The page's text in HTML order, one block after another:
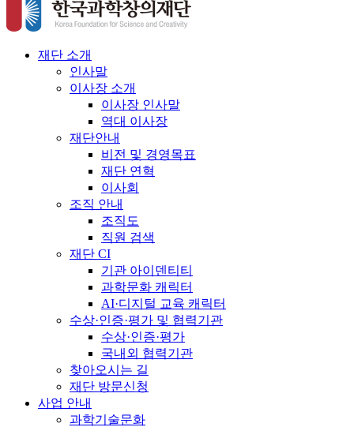
재단 소개
인사말
이사장 소개
이사장 인사말
역대 이사장
재단안내
비전 및 경영목표
재단 연혁
이사회
조직 안내
조직도
직원 검색
재단 CI
기관 아이덴티티
과학문화 캐릭터
AI·디지털 교육 캐릭터
수상·인증·평가 및 협력기관
수상·인증·평가
국내외 협력기관
찾아오시는 길
재단 방문신청
사업 안내
과학기술문화